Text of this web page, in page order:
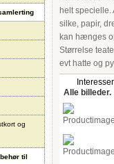
og
til
helt
silke, papir,
kan hænges
Størrelse
evt hatte og
Alle billeder.